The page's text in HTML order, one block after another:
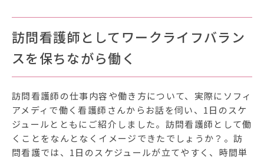
訪問看護師としてワークライフバラン
スを保ちながら働く
訪問看護師の仕事内容や働き方について、実際にソフィ
アメディで働く看護師さんからお話を伺い、1日のスケ
ジュールとともにご紹介しました。訪問看護師として働
くことをなんとなくイメージできたでしょうか？。訪
問看護では、1日のスケジュールが立てやすく、時間単